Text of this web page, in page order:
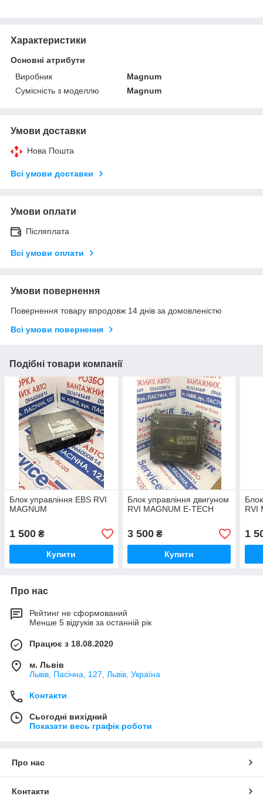
Характеристики
Основні атрибути
Виробник
Magnum
Сумісність з моделлю
Magnum
Умови доставки
Нова Пошта
Всі умови доставки
Умови оплати
Післяплата
Всі умови оплати
Умови повернення
Повернення товару впродовж 14 днів за домовленістю
Всі умови повернення
Подібні товари компанії
Блок управління EBS RVI
MAGNUM
1 500 ₴
Купити
Блок управління двигуном
RVI MAGNUM E-TECH
3 500₴
Купити
RVI
1
Про нас
Рейтинг не сформований
Менше 5 відгуків за останній рік
Працює з 18.08.2020
м. Львів
Львів, Пасічна, 127, Львів, Україна
Контакти
Сьогодні вихідний
Показати весь графік роботи
Про нас
Контакти